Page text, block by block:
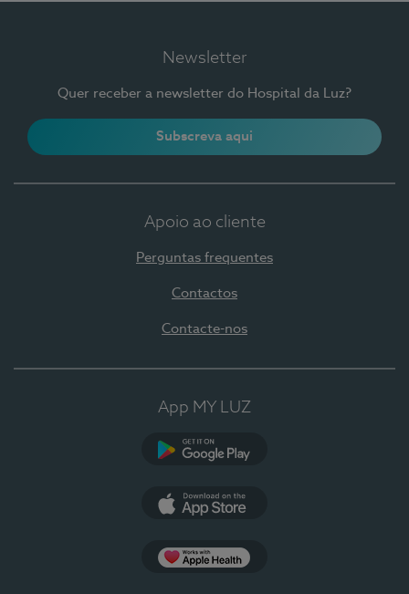
Newsletter
Quer receber a newsletter do Hospital da Luz?
Subscreva aqui
Apoio ao cliente
Perguntas frequentes
Contactos
Contacte-nos
App MY LUZ